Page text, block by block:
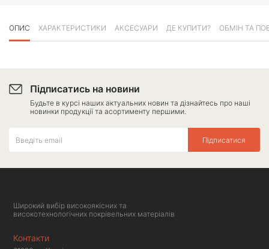
ОПИС ХАРАКТЕРИСТИКИ АКСЕСУАРИ ДЕ КУПИТИ? ОБМІН ТА
Підписатись на новини
Будьте в курсі наших актуальних новин та дізнайтесь про наші
новинки продукції та асортименту першими.
Підписатися
Широкий вибір високоякісних та
високотехнологічних покрівельних матеріалів
Контакти